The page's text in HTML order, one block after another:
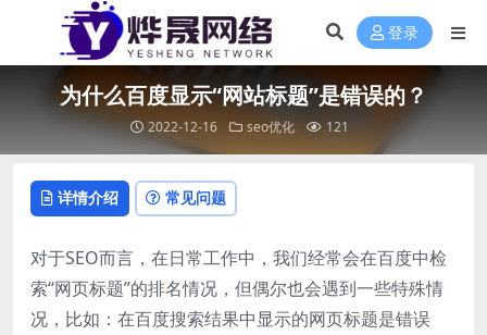
登录
为什么百度显示“网站标题”是错误的？
2022-12-16 seo优化 121
详情介绍 常见问题
对于SEO而言，在日常工作中，我们经常会在百度中检
索“网页标题”的排名情况，但偶尔也会遇到一些特殊情
况，比如：在百度搜索结果中显示的网页标题是错误